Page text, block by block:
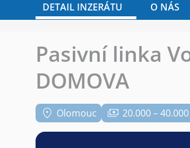
DETAIL INZERÁTU O NÁS
Pasivní linka
DOMOVA
Olomouc 20.000 –